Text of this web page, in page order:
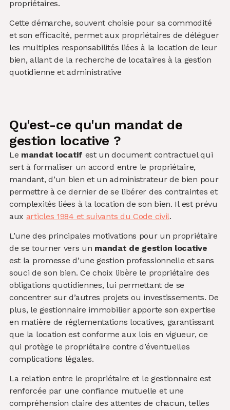
propriétaires.
Cette démarche, souvent choisie pour sa commodité
et son efficacité, permet aux propriétaires de déléguer
les multiples responsabilités liées à la location de leur
bien, allant de la recherche de locataires à la gestion
quotidienne et administrative
Qu'est-ce qu'un mandat de
gestion locative ?
Le mandat locatif est un document contractuel qui
sert à formaliser un accord entre le propriétaire,
mandant, d’un bien et un administrateur de bien pour
permettre à ce dernier de se libérer des contraintes et
complexités liées à la location de son bien. Il est prévu
aux articles 1984 et suivants du Code civil.
L’une des principales motivations pour un propriétaire
de se tourner vers un mandat de gestion locative
est la promesse d’une gestion professionnelle et sans
souci de son bien. Ce choix libère le propriétaire des
obligations quotidiennes, lui permettant de se
concentrer sur d’autres projets ou investissements. De
plus, le gestionnaire immobilier apporte son expertise
en matière de réglementations locatives, garantissant
que la location est conforme aux lois en vigueur, ce
qui protège le propriétaire contre d’éventuelles
complications légales.
La relation entre le propriétaire et le gestionnaire est
renforcée par une confiance mutuelle et une
compréhension claire des attentes de chacun, telles